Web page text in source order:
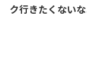
ク行きたくないな